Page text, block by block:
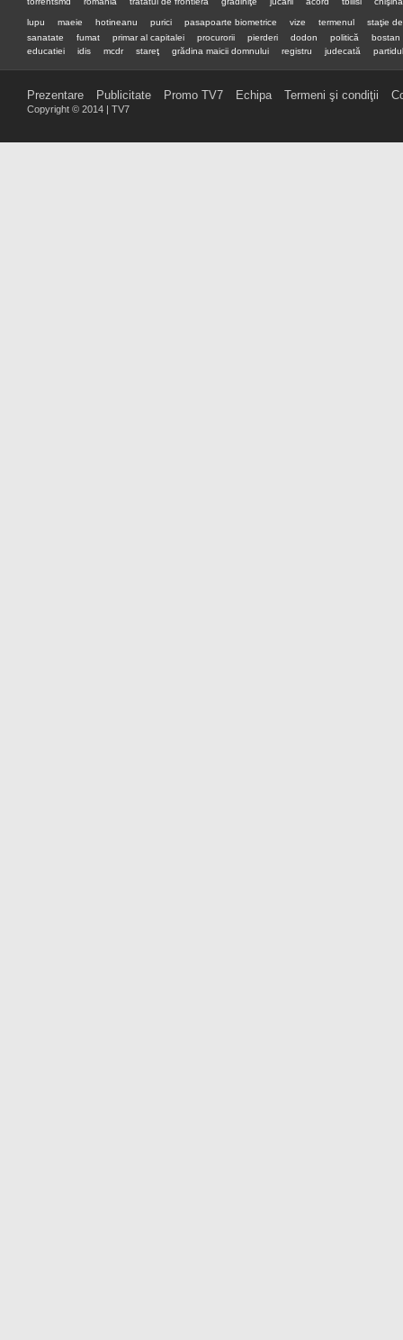
lupu maeie hotineanu purici pasapoarte biometrice vize termenul
staţie
sanatate
fumat primar al capitalei procurorii pierderi dodon politică
bostan
educatiei
idis mcdr stareţ grădina maicii domnului registru judecată
Prezentare Publicitate Promo TV7 Echipa Termeni şi condiţii
Copyright © 2014 | TV7